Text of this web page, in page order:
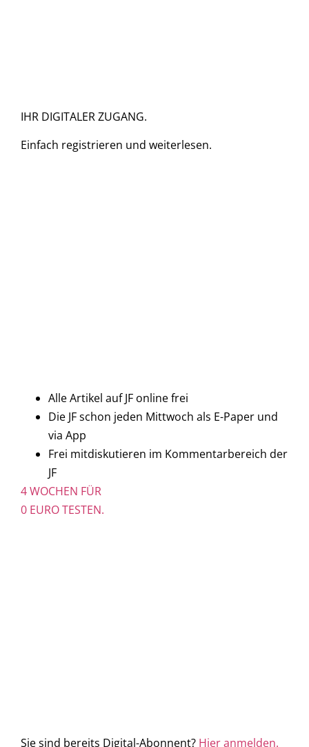
IHR DIGITALER ZUGANG.
Einfach registrieren und weiterlesen.
Alle Artikel auf JF online frei
Die JF schon jeden Mittwoch als E-Paper und
via App
Frei mitdiskutieren im Kommentarbereich der
JF
4 WOCHEN FÜR
0 EURO TESTEN.
Sie sind bereits Digital-Abonnent? Hier anmelden.